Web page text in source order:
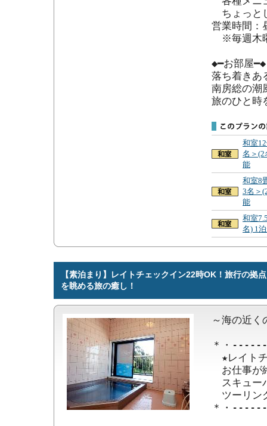
ちょっと
営業時間
※毎週木
◆━お部屋━◆
落ち着きあ
南房総の潮
旅のひと時
和室
名＞(2
能
和室8
3名＞
能
和室
名) 1
【素泊まり】レイトチェックイン22時OK！旅行の
を眺める旅の癒し！
～海の近く
＊・
★レイト
お仕事が
スキュー
ツーリン
＊・